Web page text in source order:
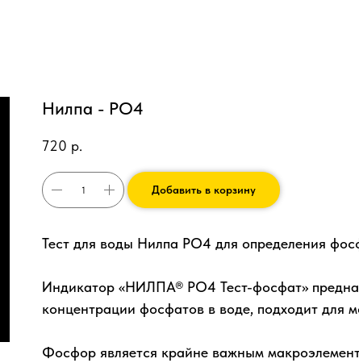
Нилпа - PO4
720 р.
Добавить в корзину
Тест для воды Нилпа PO4 для определения
Индикатор «НИЛПА® PO4 Тест-фосфат»
концентрации фосфатов в воде, подходит для
Фосфор является крайне важным